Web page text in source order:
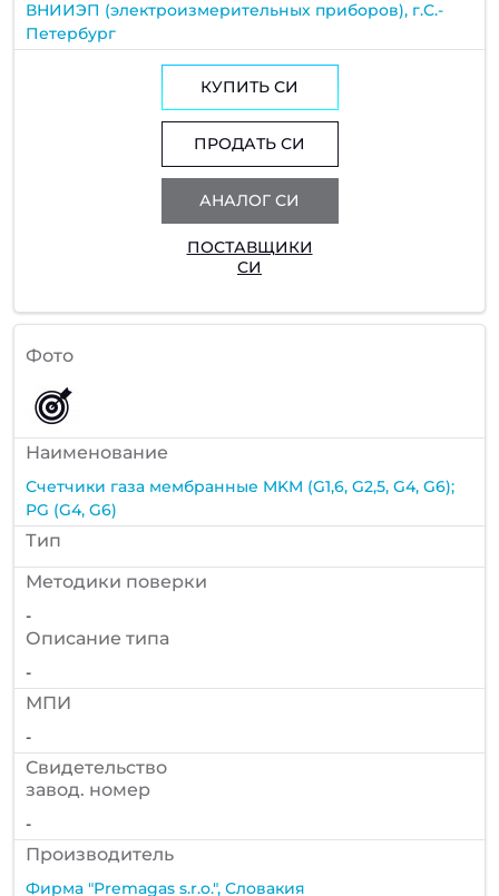
ВНИИЭП (электроизмерительных приборов), г.С.-
Петербург
КУПИТЬ СИ
ПРОДАТЬ СИ
АНАЛОГ СИ
ПОСТАВЩИКИ
СИ
Фото
Наименование
Счетчики газа мембранные MKM (G1,6, G2,5, G4, G6);
PG (G4, G6)
Тип
Методики поверки
-
Описание типа
-
МПИ
-
Cвидетельство
завод. номер
-
Производитель
Фирма "Premagas s.r.o.", Словакия